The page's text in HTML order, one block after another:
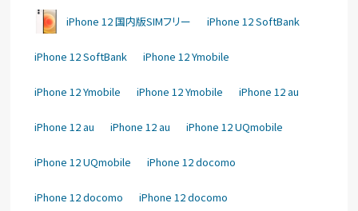
iPhone 12 国内版SIMフリー iPhone 12 SoftBank
iPhone 12 SoftBank iPhone 12 Ymobile
iPhone 12 Ymobile iPhone 12 Ymobile iPhone 12 au
iPhone 12 au iPhone 12 au iPhone 12 UQmobile
iPhone 12 UQmobile iPhone 12 docomo
iPhone 12 docomo iPhone 12 docomo